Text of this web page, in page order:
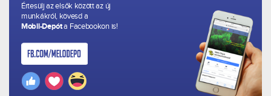
Értesülj az elsők között az új
munkákról, kövesd a
Mobil-Depóta Facebookon is!